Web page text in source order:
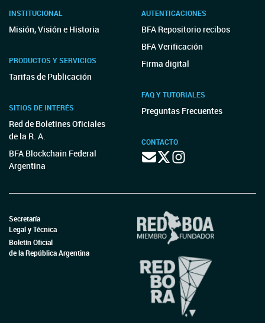
INSTITUCIONAL
Misión, Visión e Historia
PRODUCTOS Y SERVICIOS
Tarifas de Publicación
SITIOS DE INTERÉS
Red de Boletines Oficiales
de la R. A.
BFA Blockchain Federal
Argentina
AUTENTICACIONES
BFA Repositorio recibos
BFA Verificación
Firma digital
FAQ Y TUTORIALES
Preguntas Frecuentes
CONTACTO
Secretaría
Legal y Técnica
Boletín Oficial
de la República Argentina